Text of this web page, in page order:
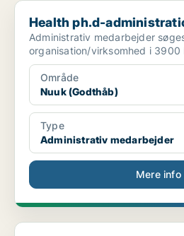
Health ph.d-administration
Health ph.d-
Administrativ medarbejder
organisation/virksomhed i 3900
Område
Nuuk (Godthåb)
Type
Administrativ medarbejder
Mere info
Salgsmedarbejdere søges til